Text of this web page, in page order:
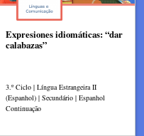
Expresiones idiomáticas: “dar
calabazas”
3.º Ciclo | Língua Estrangeira II
(Espanhol) | Secundário | Espanhol
Continuação